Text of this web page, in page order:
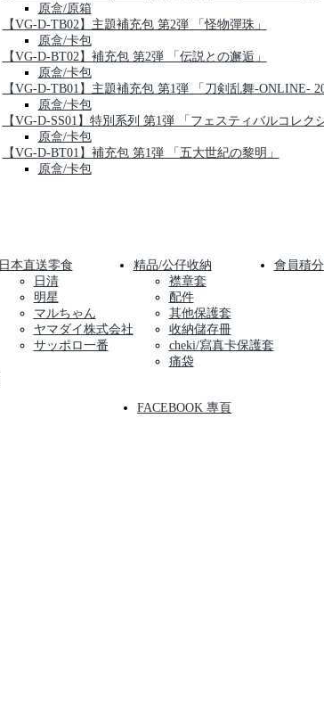
原盒/原箱
【VG-D-TB02】主題補充包 第2弾 「怪物彈珠」
原盒/卡包
【VG-D-BT02】補充包 第2弾 「伝説との邂逅」
原盒/卡包
【VG-D-TB01】主題補充包 第1弾 「刀剣乱舞-ONLINE-
原盒/卡包
【VG-D-SS01】特別系列 第1弾 「フェスティバルコレク
原盒/卡包
【VG-D-BT01】補充包 第1弾 「五大世紀の黎明」
原盒/卡包
日本直送零食
日清
明星
マルちゃん
ヤマダイ株式会社
サッポロ一番
精品/公仔收納
襟章套
配件
其他保護套
收納儲存冊
cheki/寫真卡保護套
痛袋
會員積
FACEBOOK 專頁